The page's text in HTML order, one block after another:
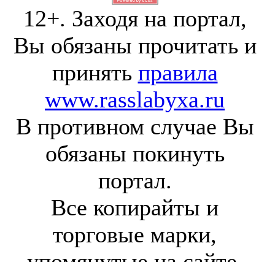
12+. Заходя на портал,
Вы обязаны прочитать и
принять правила
www.rasslabyxa.ru
В противном случае Вы
обязаны покинуть
портал.
Все копирайты и
торговые марки,